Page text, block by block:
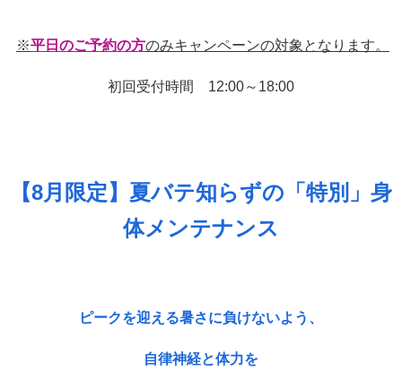
※平日のご予約の方のみキャンペーンの対象となります。
初回受付時間 12:00～18:00
【8月限定】夏バテ知らずの「特別」身
体メンテナンス
ピークを迎える暑さに負けないよう、
自律神経と体力を